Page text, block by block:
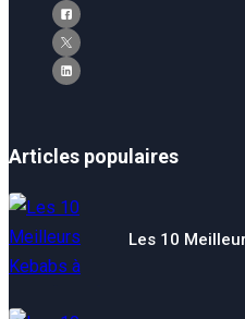
Articles populaires
Les 10